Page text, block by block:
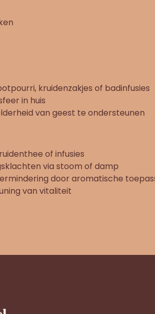
kruidenzakjes of badinfusies
in huis
van geest te ondersteunen
of infusies
via stoom of damp
door aromatische
van vitaliteit